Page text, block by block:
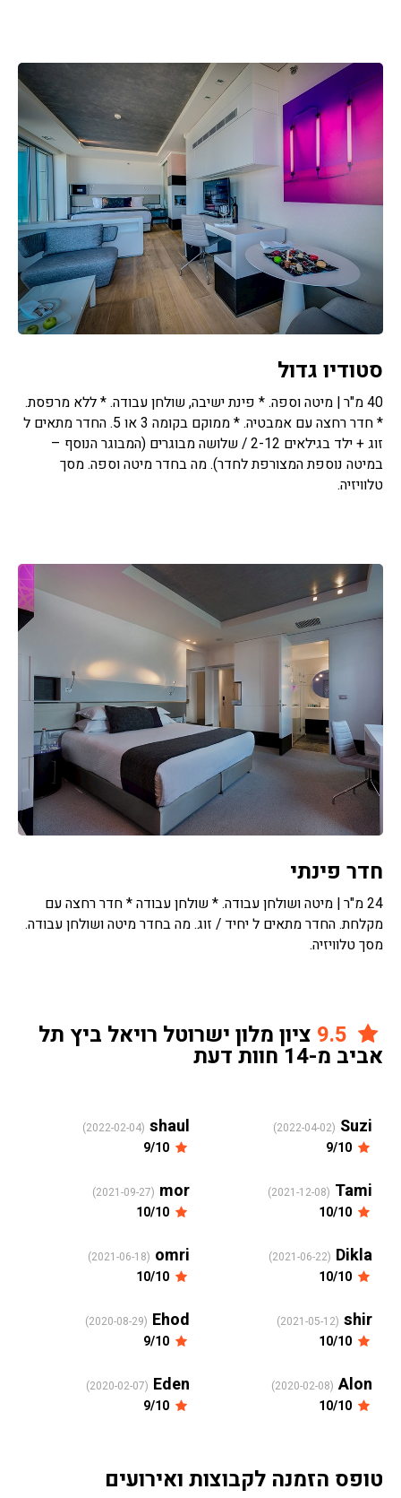
סטודיו גדול
40 מ"ר | מיטה וספה. * פינת ישיבה, שולחן עבודה. * ללא מרפסת.
* חדר רחצה עם אמבטיה. * ממוקם בקומה 3 או 5. החדר מתאים ל
זוג + ילד בגילאים 2-12 / שלושה מבוגרים (המבוגר הנוסף –
במיטה נוספת המצורפת לחדר). מה בחדר מיטה וספה. מסך
טלוויזיה.
חדר פינתי
24 מ"ר | מיטה ושולחן עבודה. * שולחן עבודה * חדר רחצה עם
מקלחת. החדר מתאים ל יחיד / זוג. מה בחדר מיטה ושולחן עבודה.
מסך טלוויזיה.
ציון מלון ישרוטל רויאל ביץ תל
אביב מ-14 חוות דעת
Suzi
(2022-04-02)
shaul
(2022-02-04)
Tami
(2021-12-08)
mor
(2021-09-27)
Dikla
(2021-06-22)
omri
(2021-06-18)
shir
(2021-05-12)
Ehod
(2020-08-29)
Alon
(2020-02-08)
Eden
(2020-02-07)
טופס הזמנה לקבוצות ואירועים